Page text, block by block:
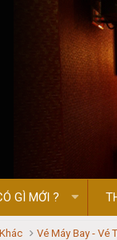
GÌ MỚI ?
Vé Máy Bay - Vé